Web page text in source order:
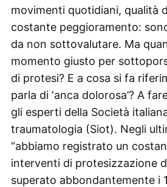
movimenti quotidiani, qualità
costante peggioramento:
da non sottovalutare. Ma
momento giusto per
di protesi? E a cosa si fa
parla di ‘anca dolorosa’? A
gli esperti della Società
traumatologia (Siot). Negli
“abbiamo registrato un
interventi di protesizzazione
superato abbondantemente i